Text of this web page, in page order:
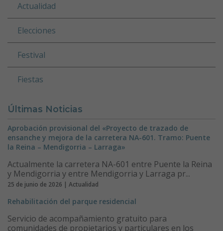
Actualidad
Elecciones
Festival
Fiestas
Últimas Noticias
Aprobación provisional del «Proyecto de trazado de
ensanche y mejora de la carretera NA-601. Tramo: Puente
la Reina – Mendigorria – Larraga»
Actualmente la carretera NA-601 entre Puente la Reina
y Mendigorria y entre Mendigorria y Larraga pr...
25 de junio de 2026 | Actualidad
Rehabilitación del parque residencial
Servicio de acompañamiento gratuito para
comunidades de propietarios y particulares en los